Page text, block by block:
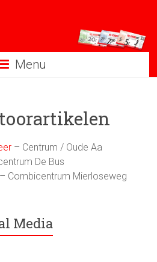
Menu
– Centrum / Oude Aa
De Bus
– Combicentrum Mierloseweg
Media